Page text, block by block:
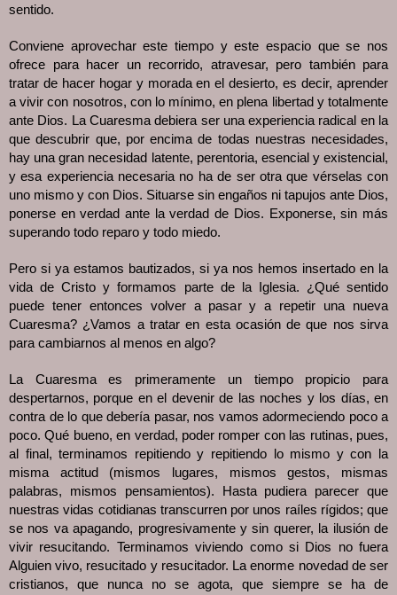
sentido.
Conviene aprovechar este tiempo y este espacio que se nos
ofrece para hacer un recorrido, atravesar, pero también para
tratar de hacer hogar y morada en el desierto, es decir, aprender
a vivir con nosotros, con lo mínimo, en plena libertad y totalmente
ante Dios. La Cuaresma debiera ser una experiencia radical en la
que descubrir que, por encima de todas nuestras necesidades,
hay una gran necesidad latente, perentoria, esencial y existencial,
y esa experiencia necesaria no ha de ser otra que vérselas con
uno mismo y con Dios. Situarse sin engaños ni tapujos ante Dios,
ponerse en verdad ante la verdad de Dios. Exponerse, sin más
superando todo reparo y todo miedo.
Pero si ya estamos bautizados, si ya nos hemos insertado en la
vida de Cristo y formamos parte de la Iglesia. ¿Qué sentido
puede tener entonces volver a pasar y a repetir una nueva
Cuaresma? ¿Vamos a tratar en esta ocasión de que nos sirva
para cambiarnos al menos en algo?
La Cuaresma es primeramente un tiempo propicio para
despertarnos, porque en el devenir de las noches y los días, en
contra de lo que debería pasar, nos vamos adormeciendo poco a
poco. Qué bueno, en verdad, poder romper con las rutinas, pues,
al final, terminamos repitiendo y repitiendo lo mismo y con la
misma actitud (mismos lugares, mismos gestos, mismas
palabras, mismos pensamientos). Hasta pudiera parecer que
nuestras vidas cotidianas transcurren por unos raíles rígidos; que
se nos va apagando, progresivamente y sin querer, la ilusión de
vivir resucitando. Terminamos viviendo como si Dios no fuera
Alguien vivo, resucitado y resucitador. La enorme novedad de ser
cristianos, que nunca no se agota, que siempre se ha de